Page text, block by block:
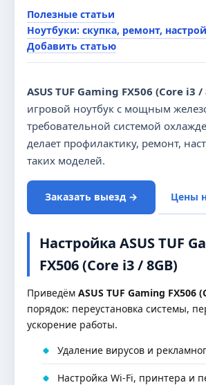
Полезные статьи
Ноутбуки: скупка, ремонт,
Добавить статью
ASUS TUF Gaming FX506 (Core i3 /
игровой ноутбук с мощным
требовательной системой
делает профилактику, ремонт,
таких моделей.
Заказать выезд → Цены
Настройка ASUS TUF
FX506 (Core i3 / 8GB)
Приведём ASUS TUF Gaming FX506
порядок: переустановка системы,
ускорение работы.
Удаление вирусов и
Настройка Wi-Fi, принтера и